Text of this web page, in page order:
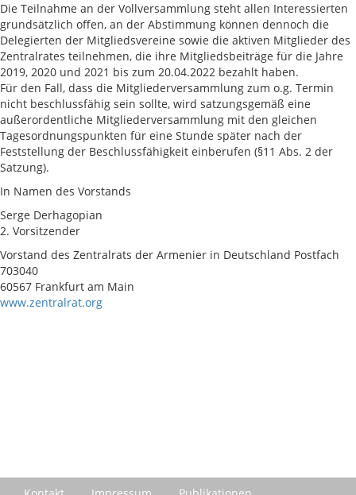
Die Teilnahme an der Vollversammlung steht allen Interessierten
grundsätzlich offen, an der Abstimmung können dennoch die
Delegierten der Mitgliedsvereine sowie die aktiven Mitglieder des
Zentralrates teilnehmen, die ihre Mitgliedsbeiträge für die Jahre
2019, 2020 und 2021 bis zum 20.04.2022 bezahlt haben.
Für den Fall, dass die Mitgliederversammlung zum o.g. Termin
nicht beschlussfähig sein sollte, wird satzungsgemäß eine
außerordentliche Mitgliederversammlung mit den gleichen
Tagesordnungspunkten für eine Stunde später nach der
Feststellung der Beschlussfähigkeit einberufen (§11 Abs. 2 der
Satzung).
In Namen des Vorstands
Serge Derhagopian
2. Vorsitzender
Vorstand des Zentralrats der Armenier in Deutschland Postfach
703040
60567 Frankfurt am Main
www.zentralrat.org